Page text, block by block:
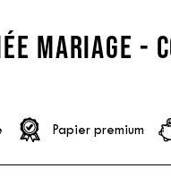
MARIAGE -
Papier premium